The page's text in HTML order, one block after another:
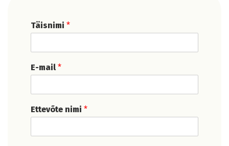
Täisnimi *
E-mail *
Ettevõte nimi *